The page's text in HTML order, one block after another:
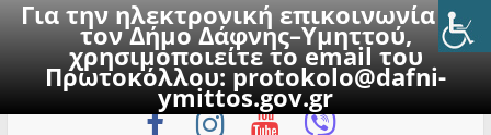
Για την ηλεκτρονική επικοινωνία με
τον Δήμο Δάφνης–Υμηττού,
χρησιμοποιείτε το email του
Πρωτοκόλλου:protokolo@dafni-
ymittos.gov.gr
to
Παρασκευή, 7 Αυγούστου 2026